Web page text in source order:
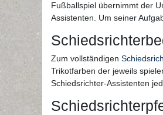
Fußballspiel übernimmt der
Assistenten. Um seiner
Zum vollständigen
Trikotfarben der jeweils
Schiedsrichter-Assistenten